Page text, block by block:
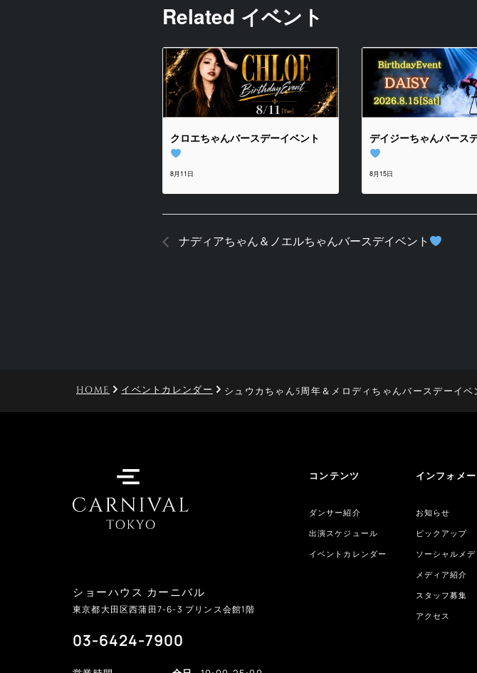
Related イベント
クロエちゃんバースデーイベント
8月11日
デイジーちゃんバース
8月15日
ナディアちゃん＆ノエルちゃんバースデイベント
HOME イベントカレンダー シュウカちゃん5周年＆メロディちゃんバースデーイベ
ショーハウス カーニバル
東京都大田区西蒲田7-6-3 プリンス会館1階
03-6424-7900
コンテンツ
ダンサー紹介
出演スケジュール
イベントカレンダー
インフォメ
お知らせ
ピックアップ
ソーシャルメデ
メディア紹介
スタッフ募集
アクセス